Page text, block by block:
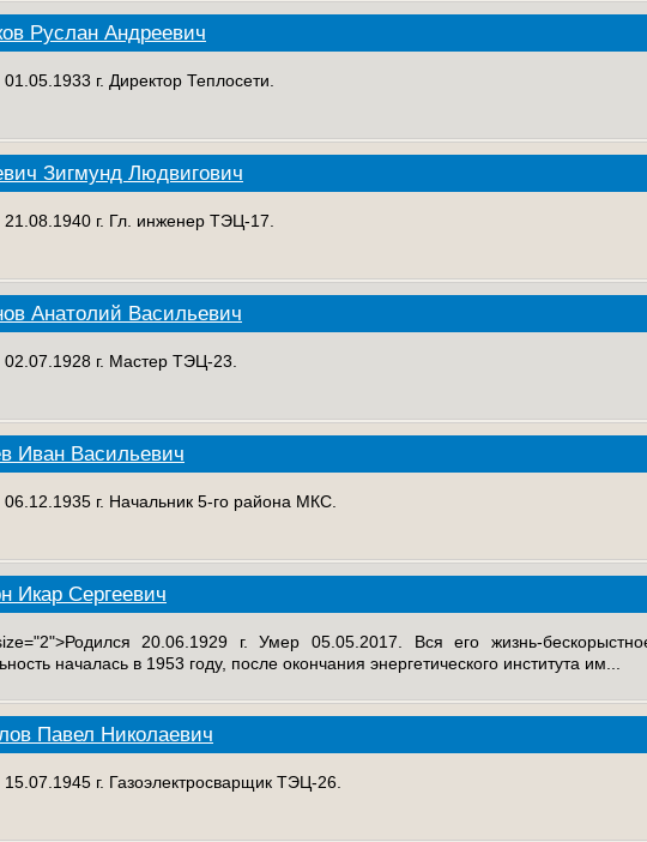
Руслан Андреевич
г. Директор Теплосети.
Зигмунд Людвигович
21.08.1940 г. Гл. инженер ТЭЦ-17.
Анатолий Васильевич
02.07.1928 г. Мастер ТЭЦ-23.
Иван Васильевич
06.12.1935 г. Начальник 5-го района МКС.
Икар Сергеевич
20.06.1929 г. Умер 05.05.2017. Вся его жизнь-
началась в 1953 году, после окончания энергетического института им...
Павел Николаевич
г. Газоэлектросварщик ТЭЦ-26.